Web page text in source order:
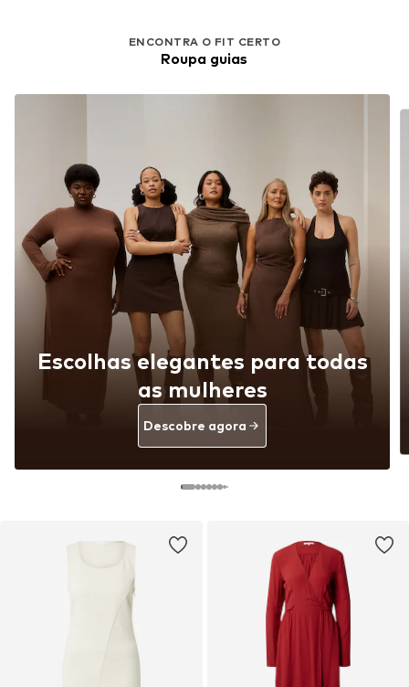
ENCONTRA O FIT CERTO
Roupa guias
Escolhas elegantes para todas
as mulheres
Descobre agora